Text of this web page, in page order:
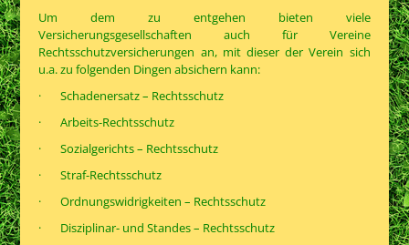
Um dem zu entgehen bieten viele
Versicherungsgesellschaften auch für Vereine
Rechtsschutzversicherungen an, mit dieser der Verein sich
u.a. zu folgenden Dingen absichern kann:
· Schadenersatz – Rechtsschutz
· Arbeits-Rechtsschutz
· Sozialgerichts – Rechtsschutz
· Straf-Rechtsschutz
· Ordnungswidrigkeiten – Rechtsschutz
· Disziplinar- und Standes – Rechtsschutz